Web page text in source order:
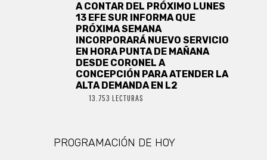
A CONTAR DEL PRÓXIMO LUNES
13 EFE SUR INFORMA QUE
PRÓXIMA SEMANA
INCORPORARÁ NUEVO SERVICIO
EN HORA PUNTA DE MAÑANA
DESDE CORONEL A
CONCEPCIÓN PARA ATENDER LA
ALTA DEMANDA EN L2
13.753 LECTURAS
PROGRAMACIÓN DE HOY